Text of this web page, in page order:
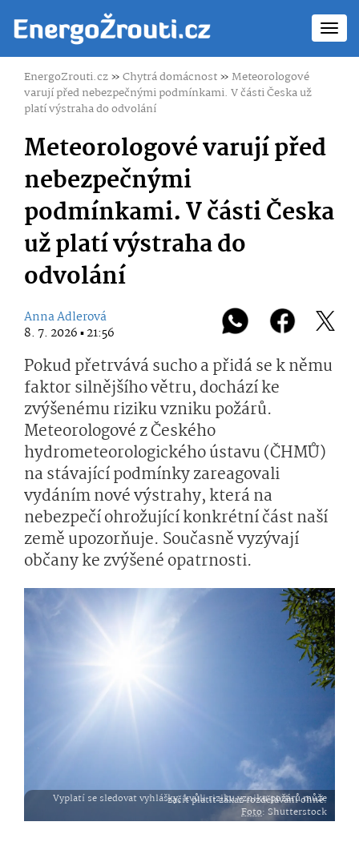
EnergoZrouti.cz»Chytrá domácnost»Meteorologové
varují před nebezpečnými podmínkami. V části Česka už
platí výstraha do odvolání
Meteorologové varují před
nebezpečnými
podmínkami. V části Česka
už platí výstraha do
odvolání
Anna Adlerová
8. 7. 2026 ▪ 21:56
Pokud přetrvává sucho a přidá se k němu
faktor silnějšího větru, dochází ke
zvýšenému riziku vzniku požárů.
Meteorologové z Českého
hydrometeorologického ústavu (ČHMŮ)
na stávající podmínky zareagovali
vydáním nové výstrahy, která na
nebezpečí ohrožující konkrétní část naší
země upozorňuje. Současně vyzývají
občany ke zvýšené opatrnosti.
Vyplatí se sledovat vyhlášky, kvůli riziku vzniku požárů může začít platit zákaz rozdělávání ohně.
Foto: Shutterstock